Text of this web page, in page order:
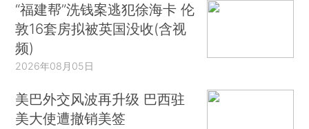
“福建帮”洗钱案逃犯徐海卡 伦
敦16套房拟被英国没收(含视
频)
2026年08月05日
美巴外交风波再升级 巴西驻
美大使遭撤销美签